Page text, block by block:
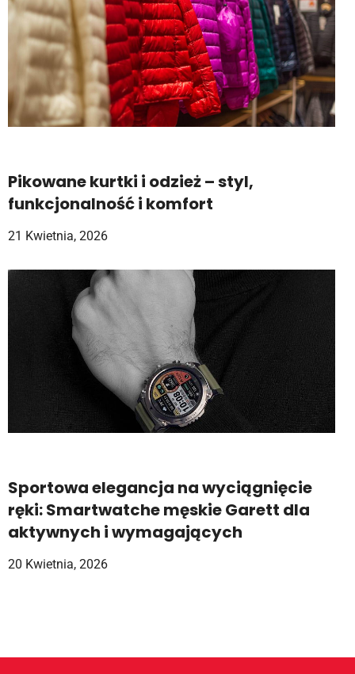
Pikowane kurtki i odzież – styl,
funkcjonalność i komfort
21 Kwietnia, 2026
Sportowa elegancja na wyciągnięcie
ręki: Smartwatche męskie Garett dla
aktywnych i wymagających
20 Kwietnia, 2026